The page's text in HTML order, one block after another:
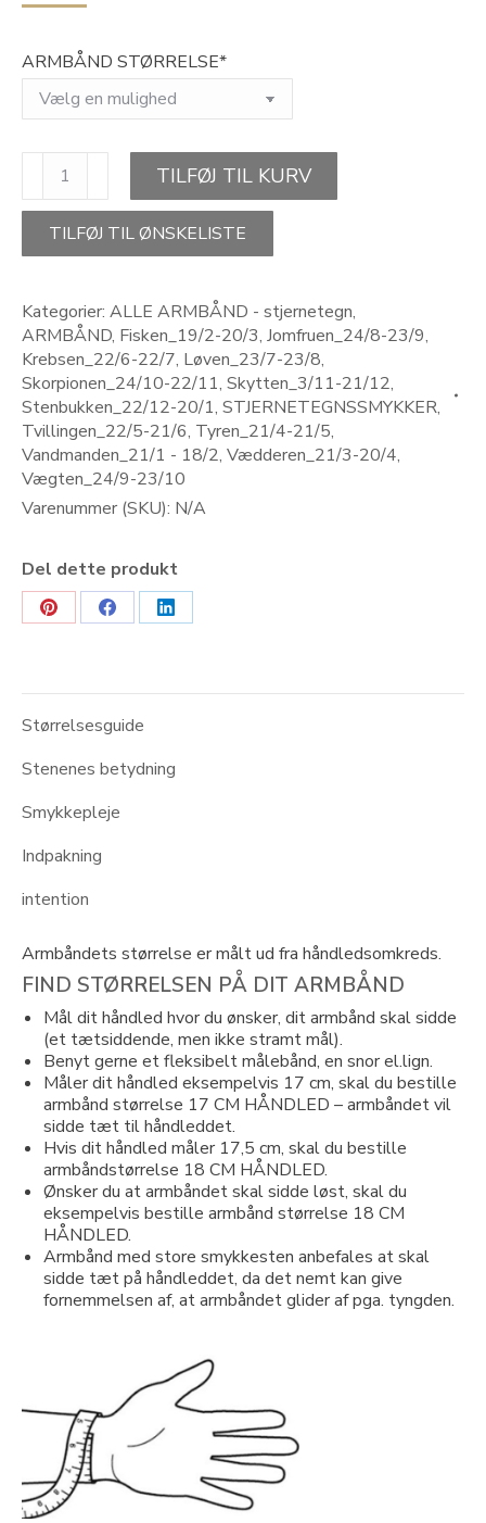
ARMBÅND STØRRELSE*
LOVE-
stjernetegn
TILFØJ TIL KURV
TILFØJ TIL ØNSKELISTE
Kategorier: ALLE ARMBÅND - stjernetegn,
ARMBÅND, Fisken_19/2-20/3, Jomfruen_24/8-23/9,
Krebsen_22/6-22/7, Løven_23/7-23/8,
Skorpionen_24/10-22/11, Skytten_3/11-21/12,
Stenbukken_22/12-20/1, STJERNETEGNSSMYKKER,
Tvillingen_22/5-21/6, Tyren_21/4-21/5,
Vandmanden_21/1 - 18/2, Vædderen_21/3-20/4,
Vægten_24/9-23/10
Varenummer (SKU): N/A
Del dette produkt
Share
Pinterest
Share
Facebook
Share
LinkedIn
Størrelsesguide
Stenenes betydning
Smykkepleje
Indpakning
intention
Armbåndets størrelse er målt ud fra håndledsomkreds.
FIND STØRRELSEN PÅ DIT ARMBÅND
Mål dit håndled hvor du ønsker, dit armbånd skal sidde
(et tætsiddende, men ikke stramt mål).
Benyt gerne et fleksibelt målebånd, en snor el.lign.
Måler dit håndled eksempelvis 17 cm, skal du bestille
armbånd størrelse 17 CM HÅNDLED – armbåndet vil
sidde tæt til håndleddet.
Hvis dit håndled måler 17,5 cm, skal du bestille
armbåndstørrelse 18 CM HÅNDLED.
Ønsker du at armbåndet skal sidde løst, skal du
eksempelvis bestille armbånd størrelse 18 CM
HÅNDLED.
Armbånd med store smykkesten anbefales at skal
sidde tæt på håndleddet, da det nemt kan give
fornemmelsen af, at armbåndet glider af pga. tyngden.